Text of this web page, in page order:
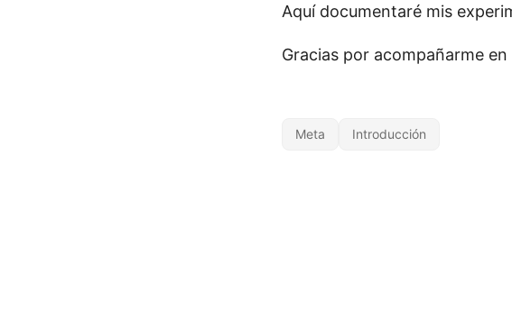
Aquí documentaré mis
Gracias por acompañarme
Meta Introducción